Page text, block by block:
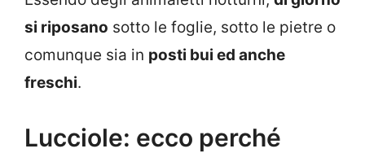
si riposano sotto le foglie, sotto le pietre o
comunque sia in posti bui ed anche
freschi.
Lucciole: ecco perché